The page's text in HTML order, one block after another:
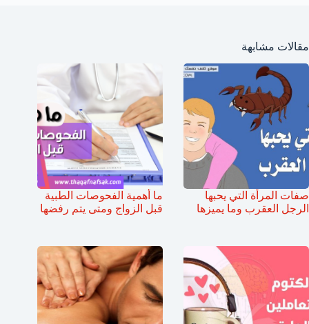
مقالات مشابهة
صفات المرأة التي يحبها
الرجل العقرب وما يميزها
ما أهمية الفحوصات الطبية
قبل الزواج ومتى يتم رفضها